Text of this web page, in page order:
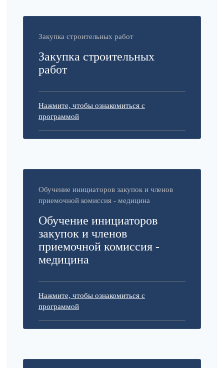
Закупка строительных работ
Закупка строительных
работ
Нажмите, чтобы ознакомиться с
программой
Обучение инициаторов закупок и членов
приемочной комиссия - медицина
Обучение инициаторов
закупок и членов
приемочной комиссия -
медицина
Нажмите, чтобы ознакомиться с
программой